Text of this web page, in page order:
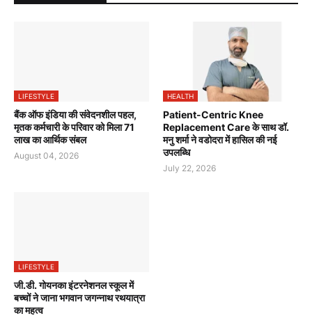
LIFESTYLE
बैंक ऑफ इंडिया की संवेदनशील पहल,
मृतक कर्मचारी के परिवार को मिला 71
लाख का आर्थिक संबल
August 04, 2026
HEALTH
Patient-Centric Knee
Replacement Care के साथ डॉ.
मनु शर्मा ने वडोदरा में हासिल की नई
उपलब्धि
July 22, 2026
LIFESTYLE
जी.डी. गोयनका इंटरनेशनल स्कूल में
बच्चों ने जाना भगवान जगन्नाथ रथयात्रा
का महत्व